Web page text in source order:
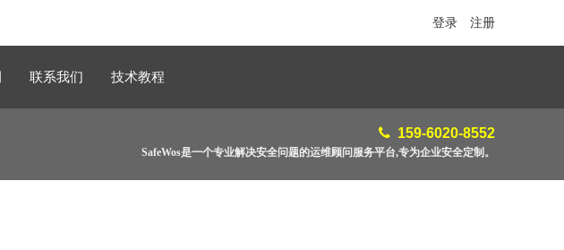
登录 注册
联系我们 技术教程
159-6020-8552
SafeWos是一个专业解决安全问题的运维顾问服务平台,专为企业安全定制。